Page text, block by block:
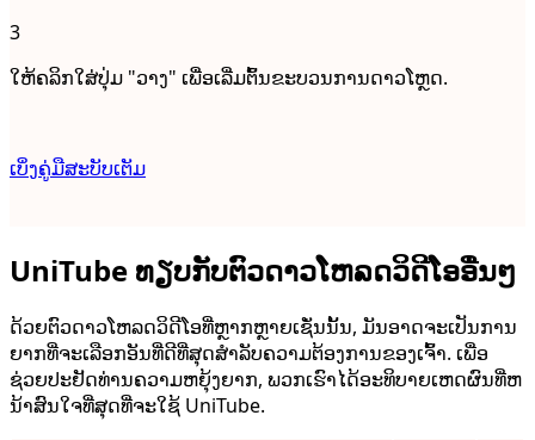
3
ໃຫ້ຄລິກໃສ່ປຸ່ມ "ວາງ" ເພື່ອເລີ່ມຕົ້ນຂະບວນການດາວໂຫຼດ.
ເບິ່ງຄູ່ມືສະບັບເຕັມ
UniTube ທຽບກັບຕົວດາວໂຫລດວິດີໂອອື່ນໆ
ດ້ວຍຕົວດາວໂຫລດວິດີໂອທີ່ຫຼາກຫຼາຍເຊັ່ນນັ້ນ, ມັນອາດຈະເປັນການ
ຍາກທີ່ຈະເລືອກອັນທີ່ດີທີ່ສຸດສຳລັບຄວາມຕ້ອງການຂອງເຈົ້າ. ເພື່ອ
ຊ່ວຍປະຢັດທ່ານຄວາມຫຍຸ້ງຍາກ, ພວກເຮົາໄດ້ອະທິບາຍເຫດຜົນທີ່ຫ
ນ້າສົນໃຈທີ່ສຸດທີ່ຈະໃຊ້ UniTube.